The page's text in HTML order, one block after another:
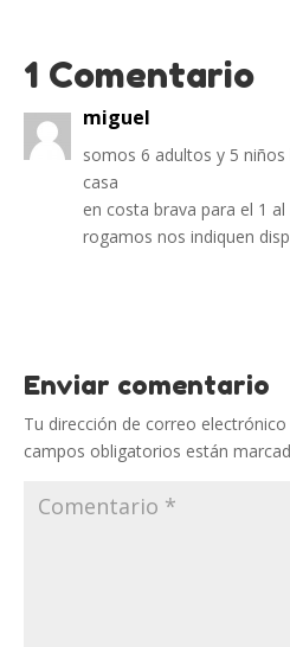
1 Comentario
miguel
somos 6 adultos y 5
casa
en costa brava para el 1
rogamos nos indiquen
Enviar comentario
Tu dirección de correo
campos obligatorios están